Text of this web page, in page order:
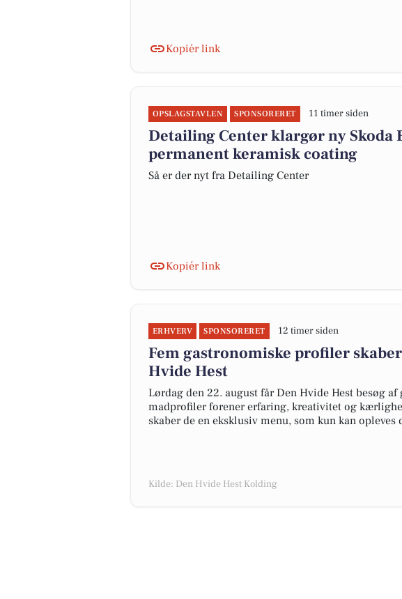
Kopiér link
OPSLAGSTAVLEN SPONSORERET 11 timer siden
Detailing Center klargør ny Skoda
permanent keramisk coating
Så er der nyt fra Detailing Center
Kopiér link
ERHVERV SPONSORERET 12 timer siden
Fem gastronomiske profiler
Hvide Hest
Lørdag den 22. august får Den Hvide Hest besøg
madprofiler forener erfaring, kreativitet og
skaber de en eksklusiv menu, som kun kan opleves
Kilde: Den Hvide Hest Kolding